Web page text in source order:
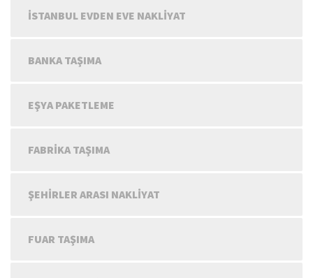
İSTANBUL EVDEN EVE NAKLIYAT
BANKA TAŞIMA
EŞYA PAKETLEME
FABRIKA TAŞIMA
ŞEHIRLER ARASI NAKLIYAT
FUAR TAŞIMA